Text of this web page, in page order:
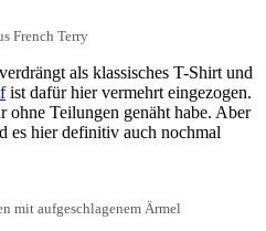
French Terry
als klassisches T-Shirt und
ist dafür hier vermehrt eingezogen.
Teilungen genäht habe. Aber
es hier definitiv auch nochmal
mit aufgeschlagenem Ärmel